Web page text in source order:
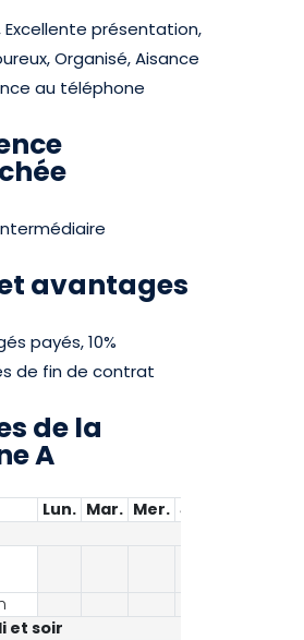
Excellente présentation,
Organisé, Aisance
au téléphone
avantages
payés, 10%
de fin de contrat
de la
A
Lun. Mar. Mer. Jeu.
et soir